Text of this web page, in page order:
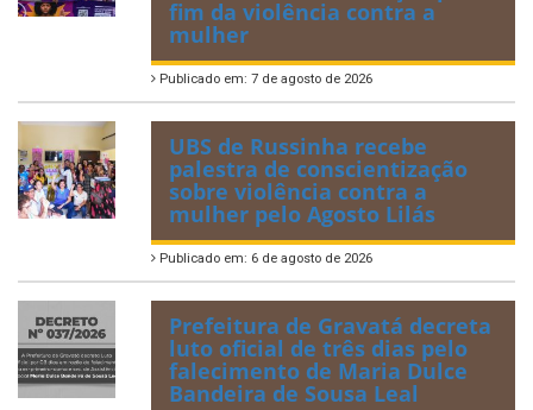
fim da violência contra a
mulher
Publicado em: 7 de agosto de 2026
UBS de Russinha recebe
palestra de conscientização
sobre violência contra a
mulher pelo Agosto Lilás
Publicado em: 6 de agosto de 2026
Prefeitura de Gravatá decreta
luto oficial de três dias pelo
falecimento de Maria Dulce
Bandeira de Sousa Leal